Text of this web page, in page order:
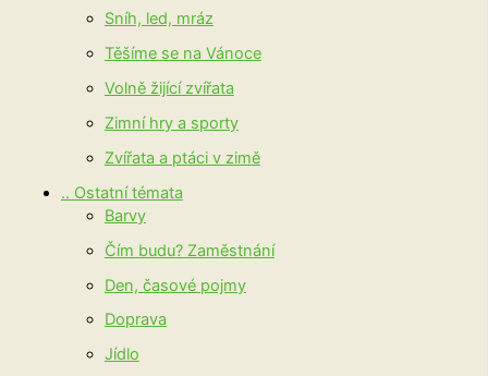
Sníh, led, mráz
Těšíme se na Vánoce
Volně žijící zvířata
Zimní hry a sporty
Zvířata a ptáci v zimě
.. Ostatní témata
Barvy
Čím budu? Zaměstnání
Den, časové pojmy
Doprava
Jídlo